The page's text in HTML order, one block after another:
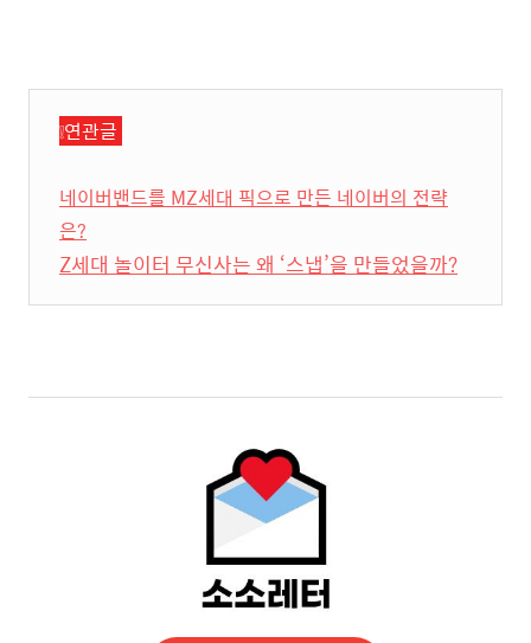
❕연관글
네이버밴드를 MZ세대 픽으로 만든 네이버의 전략
은?
Z세대 놀이터 무신사는 왜 ‘스냅’을 만들었을까?